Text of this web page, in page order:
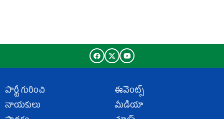
పార్టీ గురించి
నాయకులు
ఈవెంట్స్
మీడియా